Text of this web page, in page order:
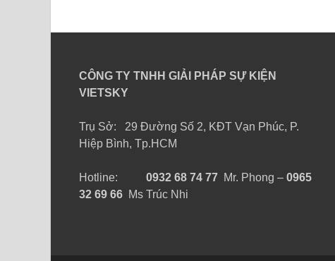
CÔNG TY TNHH GIẢI PHÁP SỰ KIỆN
VIETSKY
Trụ Sở: 29 Đường Số 2, KĐT Vạn Phúc, P.
Hiệp Bình, Tp.HCM
Hotline: 0932 68 74 77 Mr. Phong – 0965
32 69 66 Ms Trúc Nhi